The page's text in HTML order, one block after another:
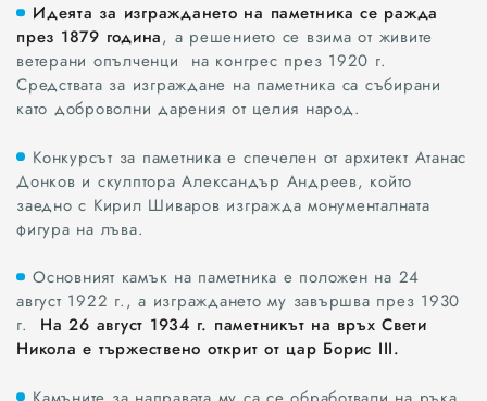
Идеята за изграждането на паметника се ражда
през 1879 година, а решението се взима от живите
ветерани опълченци на конгрес през 1920 г.
Средствата за изграждане на паметника са събирани
като доброволни дарения от целия народ.
Конкурсът за паметника е спечелен от архитект Атанас
Донков и скулптора Александър Андреев, който
заедно с Кирил Шиваров изгражда монументалната
фигура на лъва.
Основният камък на паметника е положен на 24
август 1922 г., а изграждането му завършва през 1930
г. На 26 август 1934 г. паметникът на връх Свети
Никола е тържествено открит от цар Борис III.